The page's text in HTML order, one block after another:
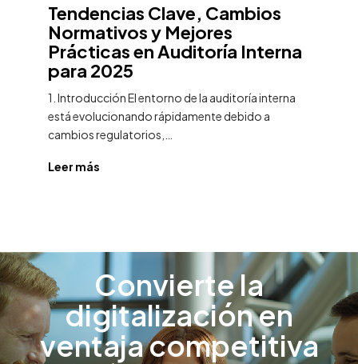
Tendencias Clave, Cambios
Normativos y Mejores
Prácticas en Auditoría Interna
para 2025
1. Introducción El entorno de la auditoría interna
está evolucionando rápidamente debido a
cambios regulatorios,…
Leer más
Convierte la
digitalización en
ventaja competitiva